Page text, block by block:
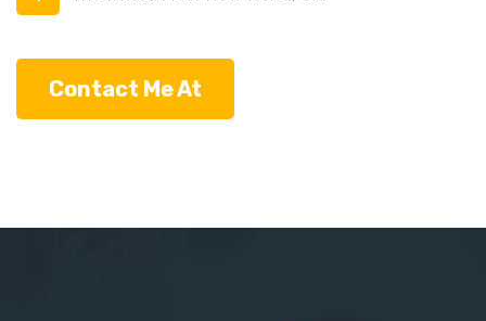
Contact Me At